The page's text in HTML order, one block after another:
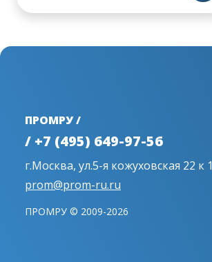
ПРОМРУ /
/ +7 (495) 649-97-56
г.Москва, ул.5-я кожуховская 22 к 1
prom@prom-ru.ru
ПРОМРУ © 2009-2026